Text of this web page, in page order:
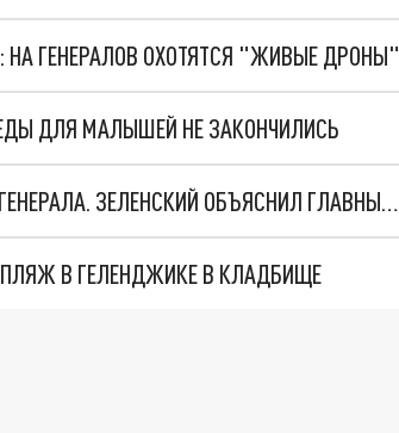
ГЕНЕРАЛОВ ОХОТЯТСЯ "ЖИВЫЕ ДРОНЫ"
ДЛЯ МАЛЫШЕЙ НЕ ЗАКОНЧИЛИСЬ
"МЫ ВАС ЗАСТАВИМ": ЖУТКИЕ ДЕТАЛИ ОХОТЫ НА ГЕНЕРАЛА. ЗЕЛЕНСКИЙ ОБЪЯСНИЛ ГЛАВНЫЙ СМЫСЛ ТЕРАКТА В ЦЕНТРЕ МОСКВЫ
В ГЕЛЕНДЖИКЕ В КЛАДБИЩЕ